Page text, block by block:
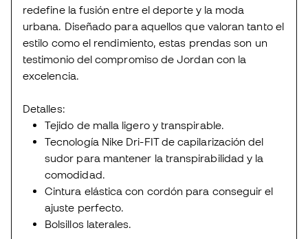
redefine la fusión entre el deporte y la moda
urbana. Diseñado para aquellos que valoran tanto el
estilo como el rendimiento, estas prendas son un
testimonio del compromiso de Jordan con la
excelencia.
Detalles:
Tejido de malla ligero y transpirable.
Tecnología Nike Dri-FIT de capilarización del
sudor para mantener la transpirabilidad y la
comodidad.
Cintura elástica con cordón para conseguir el
ajuste perfecto.
Bolsillos laterales.